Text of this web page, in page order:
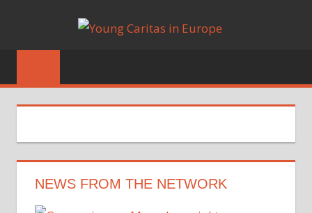
springen
IN
Blog
NEWS FROM THE NETWORK